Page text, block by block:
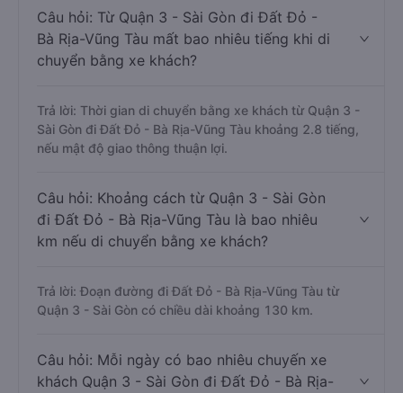
Câu hỏi: Từ Quận 3 - Sài Gòn đi Đất Đỏ -
Bà Rịa-Vũng Tàu mất bao nhiêu tiếng khi di
chuyển bằng xe khách?
Trả lời: Thời gian di chuyển bằng xe khách từ Quận 3 -
Sài Gòn đi Đất Đỏ - Bà Rịa-Vũng Tàu khoảng 2.8 tiếng,
nếu mật độ giao thông thuận lợi.
Câu hỏi: Khoảng cách từ Quận 3 - Sài Gòn
đi Đất Đỏ - Bà Rịa-Vũng Tàu là bao nhiêu
km nếu di chuyển bằng xe khách?
Trả lời: Đoạn đường đi Đất Đỏ - Bà Rịa-Vũng Tàu từ
Quận 3 - Sài Gòn có chiều dài khoảng 130 km.
Câu hỏi: Mỗi ngày có bao nhiêu chuyến xe
khách Quận 3 - Sài Gòn đi Đất Đỏ - Bà Rịa-